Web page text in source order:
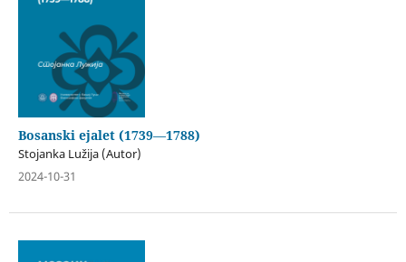
Bosanski ejalet (1739―1788)
Stojanka Lužija (Autor)
2024-10-31